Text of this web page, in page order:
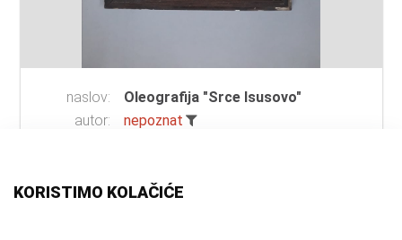
naslov:
Oleografija "Srce Isusovo"
autor:
nepoznat
tehnika:
oleografija
KORISTIMO KOLAČIĆE